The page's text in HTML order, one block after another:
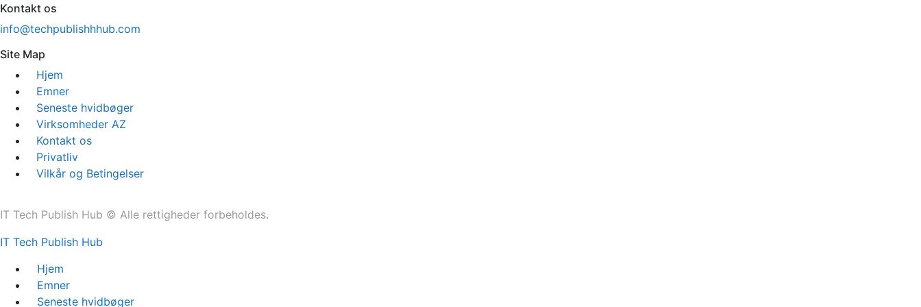
Kontakt os
info@techpublishhhub.com
Site Map
Hjem
Emner
Seneste hvidbøger
Virksomheder AZ
Kontakt os
Privatliv
Vilkår og Betingelser
IT Tech Publish Hub © Alle rettigheder forbeholdes.
IT Tech Publish Hub
Hjem
Emner
Seneste hvidbøger